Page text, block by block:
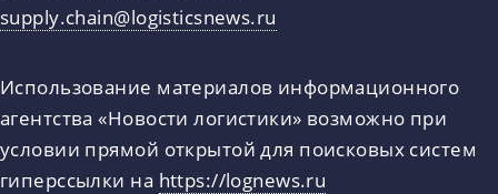
supply.chain@logisticsnews.ru
Использование материалов информационного
агентства «Новости логистики» возможно при
условии прямой открытой для поисковых систем
гиперссылки на https://lognews.ru